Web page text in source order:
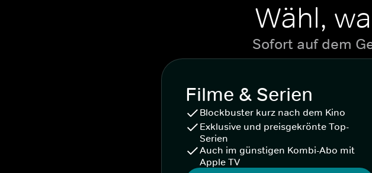
Wähl,
Sofort auf dem
Filme & Serien
Blockbuster kurz nach dem Kino
Exklusive und preisgekrönte Top-
Serien
Auch im günstigen Kombi-Abo mit
Apple TV